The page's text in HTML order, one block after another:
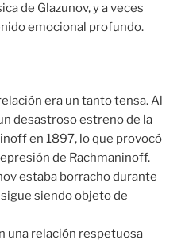
de Glazunov, y a veces
emocional profundo.
era un tanto tensa. Al
desastroso estreno de la
en 1897, lo que provocó
de Rachmaninoff.
estaba borracho durante
siendo objeto de
una relación respetuosa